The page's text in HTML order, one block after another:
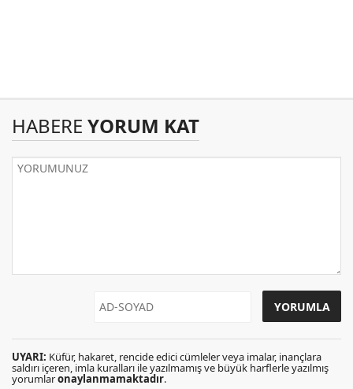
HABERE YORUM KAT
UYARI: Küfür, hakaret, rencide edici cümleler veya imalar, inançlara
saldırı içeren, imla kuralları ile yazılmamış ve büyük harflerle yazılmış
yorumlaronaylanmamaktadır.